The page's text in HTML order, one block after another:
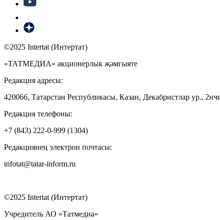
©2025 Intertat (Интертат)
«ТАТМЕДИА» акционерлык җәмгыяте
Редакция адресы:
420066, Татарстан Республикасы, Казан, Декабристлар ур.,
Редакция телефоны:
+7 (843) 222-0-999 (1304)
Редакциянең электрон почтасы:
infotat@tatar-inform.ru
©2025 Intertat (Интертат)
Учредитель АО «Татмедиа»